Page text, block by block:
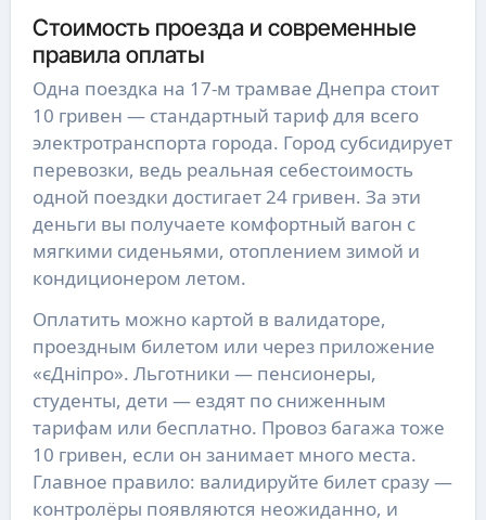
Стоимость проезда и современные
правила оплаты
Одна поездка на 17-м трамвае Днепра стоит
10 гривен — стандартный тариф для всего
электротранспорта города. Город субсидирует
перевозки, ведь реальная себестоимость
одной поездки достигает 24 гривен. За эти
деньги вы получаете комфортный вагон с
мягкими сиденьями, отоплением зимой и
кондиционером летом.
Оплатить можно картой в валидаторе,
проездным билетом или через приложение
«єДніпро». Льготники — пенсионеры,
студенты, дети — ездят по сниженным
тарифам или бесплатно. Провоз багажа тоже
10 гривен, если он занимает много места.
Главное правило: валидируйте билет сразу —
контролёры появляются неожиданно, и